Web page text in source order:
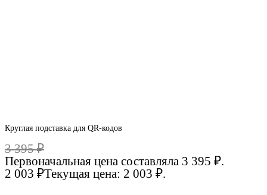
Круглая подставка для QR-кодов
3 395₽
Первоначальная цена составляла 3 395 ₽.
2 003 ₽Текущая цена: 2 003 ₽.